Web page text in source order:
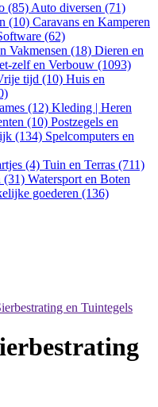
(85) Auto diversen (71)
(10) Caravans en Kamperen
(62)
Vakmensen (18) Dieren en
zelf en Verbouw (1093)
tijd (10) Huis en
(12) Kleding | Heren
(10) Postzegels en
(134) Spelcomputers en
(4) Tuin en Terras (711)
(31) Watersport en Boten
goederen (136)
en Tuintegels